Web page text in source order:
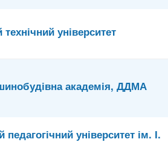
університет
академія, ДДМА
університет ім. І.